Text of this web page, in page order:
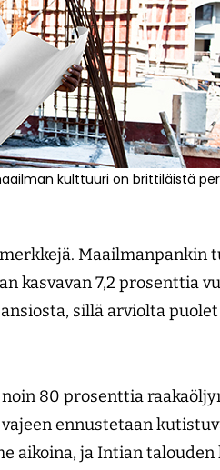
kulttuuri on brittiläistä
Maailmanpankin
7,2 prosenttia
sillä arviolta puolet
80 prosenttia
ennustetaan
aikoina, ja Intian talouden